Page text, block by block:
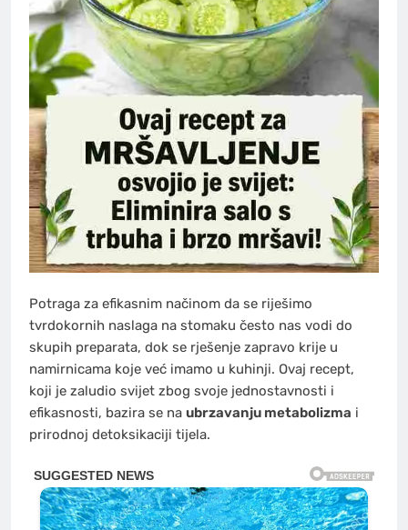
Potraga za efikasnim načinom da se riješimo
tvrdokornih naslaga na stomaku često nas vodi do
skupih preparata, dok se rješenje zapravo krije u
namirnicama koje već imamo u kuhinji. Ovaj recept,
koji je zaludio svijet zbog svoje jednostavnosti i
efikasnosti, bazira se na ubrzavanju metabolizma i
prirodnoj detoksikaciji tijela.